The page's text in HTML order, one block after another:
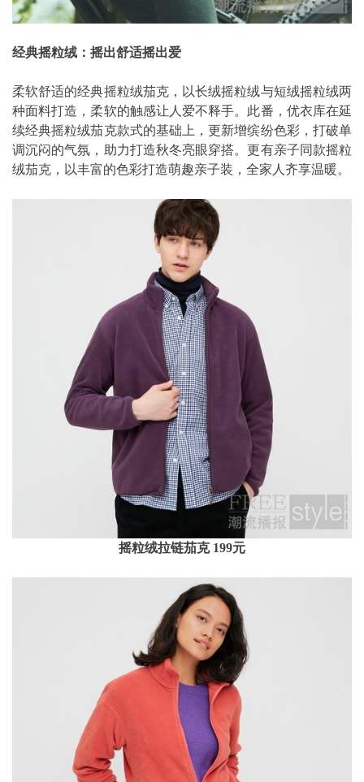
经典摇粒绒：摇出舒适摇出爱
柔软舒适的经典摇粒绒茄克，以长绒摇粒绒与短绒摇粒绒两
种面料打造，柔软的触感让人爱不释手。此番，优衣库在延
续经典摇粒绒茄克款式的基础上，更新增缤纷色彩，打破单
调沉闷的气氛，助力打造秋冬亮眼穿搭。更有亲子同款摇粒
绒茄克，以丰富的色彩打造萌趣亲子装，全家人齐享温暖。
摇粒绒拉链茄克 199元